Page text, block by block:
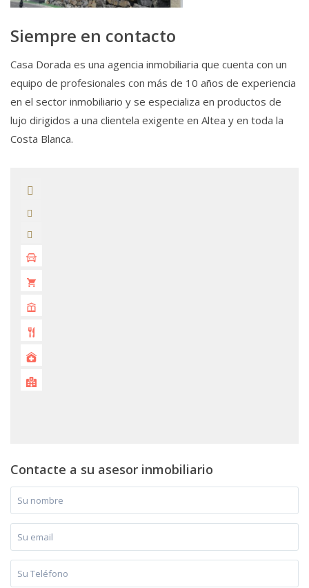
Siempre en contacto
Casa Dorada es una agencia inmobiliaria que cuenta con un
equipo de profesionales con más de 10 años de experiencia
en el sector inmobiliario y se especializa en productos de
lujo dirigidos a una clientela exigente en Altea y en toda la
Costa Blanca.
Contacte a su asesor inmobiliario